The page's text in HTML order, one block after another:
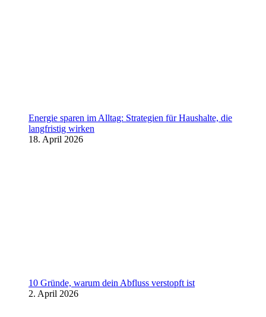
Energie sparen im Alltag: Strategien für Haushalte, die
langfristig wirken
18. April 2026
10 Gründe, warum dein Abfluss verstopft ist
2. April 2026